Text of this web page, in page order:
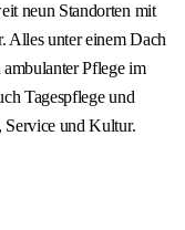
neun Standorten mit
Alles unter einem Dach
Pflege im
Tagespflege und
Service und Kultur.